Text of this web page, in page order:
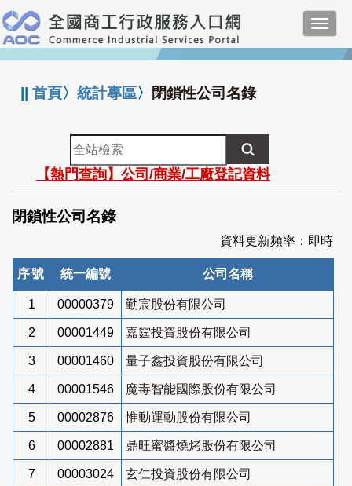
跳
到
主
要
:::
||首頁〉統計專區〉 閉鎖性公司名錄
全
站
檢
索
【熱門查詢】公司/商業/工廠登記資料
閉鎖性公司名錄
資料更新頻率：即時
序號 統一編號 公司名稱
1 00000379 勤宸股份有限公司
2 00001449 嘉霆投資股份有限公司
3 00001460 量子鑫投資股份有限公司
4 00001546 魔毒智能國際股份有限公司
5 00002876 惟動運動股份有限公司
6 00002881 鼎旺蜜醬燒烤股份有限公司
7 00003024 玄仁投資股份有限公司